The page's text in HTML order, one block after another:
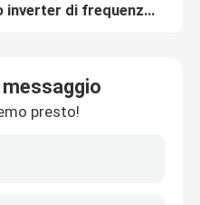
Interfaccia di comunicazione RS485 semplificata
presto!